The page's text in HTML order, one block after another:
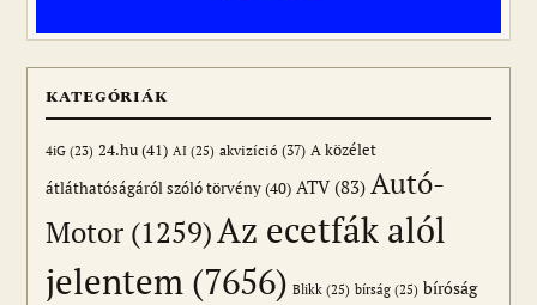
KATEGÓRIÁK
4iG (23) 24.hu(41) AI (25) akvizíció (37) A közélet
átláthatóságáról szóló törvény(40) ATV(83) Autó-
Motor (1259)Az ecetfák alól
jelentem (7656) Blikk (25) bírság (25) bíróság